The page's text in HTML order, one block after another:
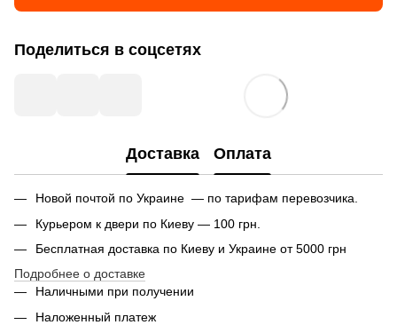
Поделиться в соцсетях
Доставка Оплата
Новой почтой по Украине — по тарифам перевозчика.
Курьером к двери по Киеву — 100 грн.
Бесплатная доставка по Киеву и Украине от 5000 грн
Подробнее о доставке
Наличными при получении
Наложенный платеж